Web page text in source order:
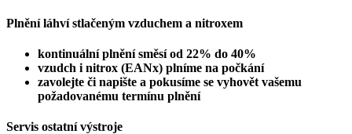
Plnění láhví stlačeným vzduchem a nitroxem
kontinuální plnění směsí od 22% do 40%
vzudch i nitrox (EANx) plníme na počkání
zavolejte či napište a pokusíme se vyhovět vašemu
požadovanému termínu plnění
Servis ostatní výstroje